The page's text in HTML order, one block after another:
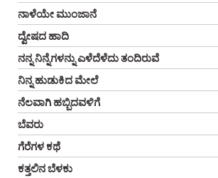
ನಾಳೆಯೇ ಮುಂಜಾನೆ
ದ್ವೇಷದ ಹಾದಿ
ನನ್ನ ನಿನ್ನೆಗಳನ್ನು ಎಳೆದೆಳೆದು ತಂದಿರುವೆ
ನಿನ್ನ ಹುಡುಕಿದ ಮೇಲೆ
ನೆಲವಾಗಿ ಹಬ್ಬಿದವಳಿಗೆ
ಬೆವರು
ಗೆರೆಗಳ ಕಥೆ
ಕತ್ತಲಿನ ಬೆಳಕು